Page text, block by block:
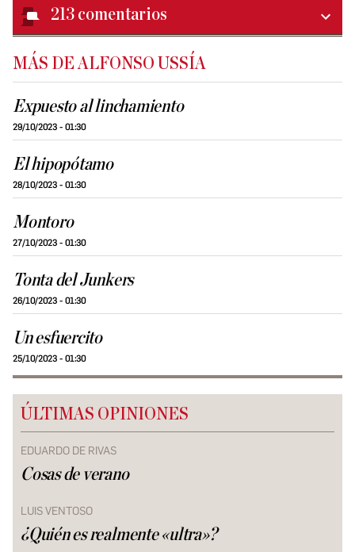
213 comentarios
MÁS DE ALFONSO USSÍA
Expuesto al linchamiento
29/10/2023 - 01:30
El hipopótamo
28/10/2023 - 01:30
Montoro
27/10/2023 - 01:30
Tonta del Junkers
26/10/2023 - 01:30
Un esfuercito
25/10/2023 - 01:30
ÚLTIMAS OPINIONES
EDUARDO DE RIVAS
Cosas de verano
LUIS VENTOSO
¿Quién es realmente «ultra»?